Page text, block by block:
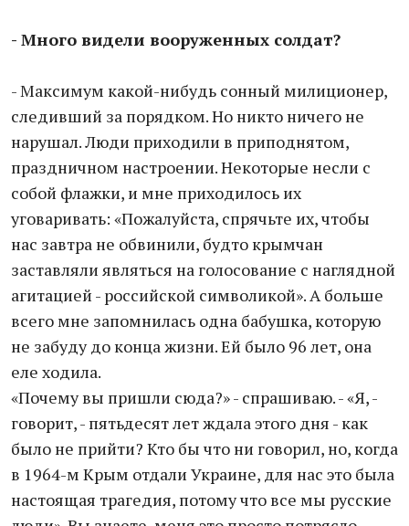
- Много видели вооруженных солдат?
- Максимум какой-нибудь сонный милиционер,
следивший за порядком. Но никто ничего не
нарушал. Люди приходили в приподнятом,
праздничном настроении. Некоторые несли с
собой флажки, и мне приходилось их
уговаривать: «Пожалуйста, спрячьте их, чтобы
нас завтра не обвинили, будто крымчан
заставляли являться на голосование с наглядной
агитацией - российской символикой». А больше
всего мне запомнилась одна бабушка, которую
не забуду до конца жизни. Ей было 96 лет, она
еле ходила.
«Почему вы пришли сюда?» - спрашиваю. - «Я, -
говорит, - пятьдесят лет ждала этого дня - как
было не прийти? Кто бы что ни говорил, но, когда
в 1964-м Крым отдали Украине, для нас это была
настоящая трагедия, потому что все мы русские